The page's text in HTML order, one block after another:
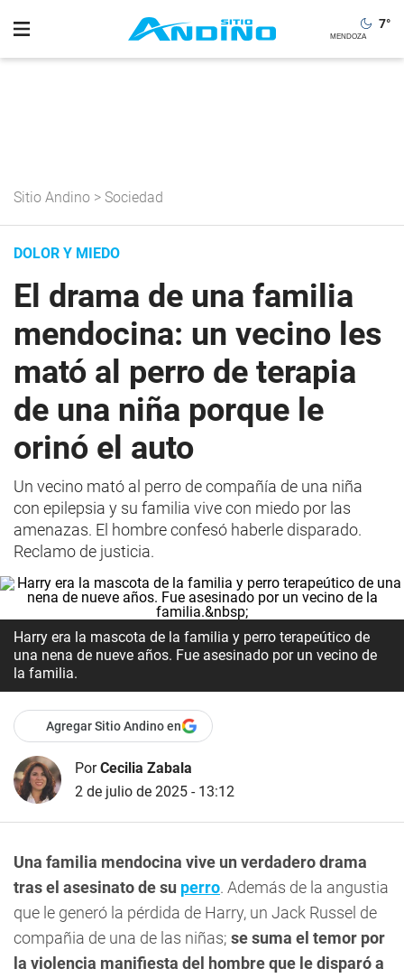
7°
Sitio Andino > Sociedad
DOLOR Y MIEDO
El drama de una familia
mendocina: un vecino les
mató al perro de terapia
de una niña porque le
orinó el auto
Un vecino mató al perro de compañía de una niña
con epilepsia y su familia vive con miedo por las
amenazas. El hombre confesó haberle disparado.
Reclamo de justicia.
Harry era la mascota de la familia y perro terapeútico de
una nena de nueve años. Fue asesinado por un vecino de
la familia.
Agregar Sitio Andino en
PorCecilia Zabala
2 de julio de 2025 - 13:12
Una familia mendocina vive un verdadero drama
tras el asesinato de su perro. Además de la angustia
que le generó la pérdida de Harry, un Jack Russel de
compañia de una de las niñas; se suma el temor por
la violencia manifiesta del hombre que le disparó a